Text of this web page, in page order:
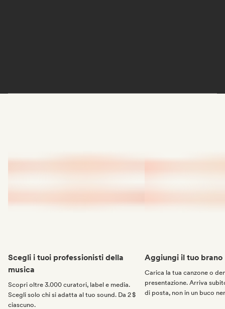
Scegli i tuoi professionisti della
musica
Scopri oltre 3.000 curatori, label e media.
Scegli solo chi si adatta al tuo sound. Da 2 $
ciascuno.
Aggiungi il tuo brano
Carica la tua canzone o
presentazione. Arriva
di posta, non in un buco